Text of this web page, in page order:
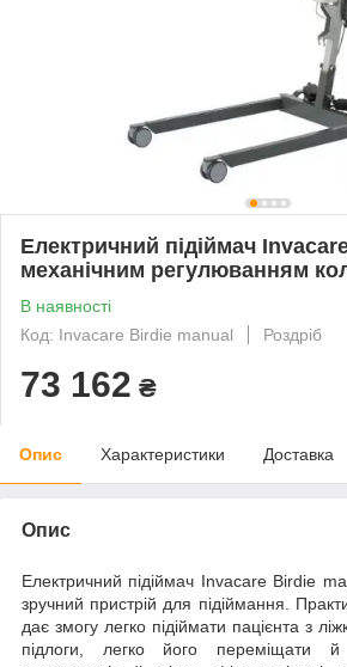
Електричний підіймач
механічним регулюванням
В наявності
Код: Invacare Birdie manual
Роздріб
73 162 ₴
Опис Характеристики Доставка
Опис
Електричний підіймач Invacare Birdie
зручний пристрій для підіймання.
дає змогу легко підіймати пацієнта з
підлоги, легко його переміщати й